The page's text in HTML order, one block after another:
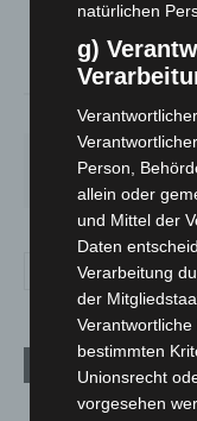
75%
33° 27°
Kunst trifft
natürlichen
g)
Person,
allein oder
und Mittel der
Daten
Verarbeitung
der
bestimmten
Unionsrecht
vorgesehen